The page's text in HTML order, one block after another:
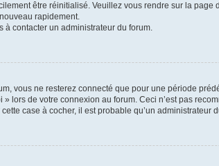
être réinitialisé. Veuillez vous rendre sur la page
rapidement.
à contacter un administrateur du forum.
vous ne resterez connecté que pour une période
lors de votre connexion au forum. Ceci n’est pas
case à cocher, il est probable qu’un administrateur